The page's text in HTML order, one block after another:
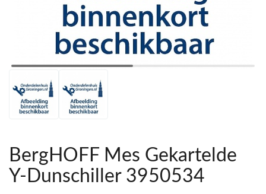
BergHOFF Mes Gekartelde
Y-Dunschiller 3950534